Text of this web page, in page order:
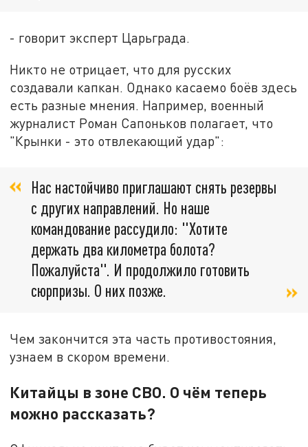
- говорит эксперт Царьграда.
Никто не отрицает, что для русских
создавали капкан. Однако касаемо боёв здесь
есть разные мнения. Например, военный
журналист Роман Сапоньков полагает, что
"Крынки - это отвлекающий удар":
Нас настойчиво приглашают снять резервы
с других направлений. Но наше
командование рассудило: "Хотите
держать два километра болота?
Пожалуйста". И продолжило готовить
сюрпризы. О них позже.
Чем закончится эта часть противостояния,
узнаем в скором времени.
Китайцы в зоне СВО. О чём теперь
можно рассказать?